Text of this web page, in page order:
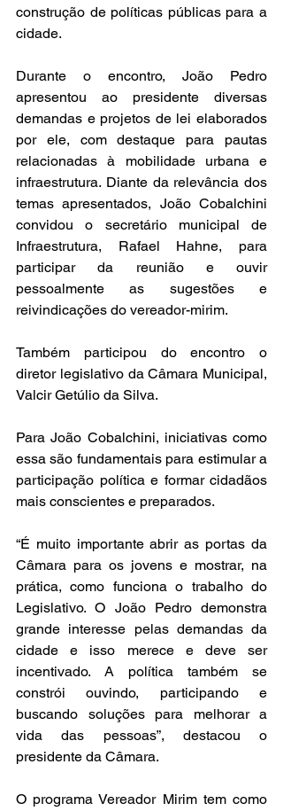
construção de políticas públicas para a
cidade.
Durante o encontro, João Pedro
apresentou ao presidente diversas
demandas e projetos de lei elaborados
por ele, com destaque para pautas
relacionadas à mobilidade urbana e
infraestrutura. Diante da relevância dos
temas apresentados, João Cobalchini
convidou o secretário municipal de
Infraestrutura, Rafael Hahne, para
participar da reunião e ouvir
pessoalmente as sugestões e
reivindicações do vereador-mirim.
Também participou do encontro o
diretor legislativo da Câmara Municipal,
Valcir Getúlio da Silva.
Para João Cobalchini, iniciativas como
essa são fundamentais para estimular a
participação política e formar cidadãos
mais conscientes e preparados.
“É muito importante abrir as portas da
Câmara para os jovens e mostrar, na
prática, como funciona o trabalho do
Legislativo. O João Pedro demonstra
grande interesse pelas demandas da
cidade e isso merece e deve ser
incentivado. A política também se
constrói ouvindo, participando e
buscando soluções para melhorar a
vida das pessoas”, destacou o
presidente da Câmara.
O programa Vereador Mirim tem como